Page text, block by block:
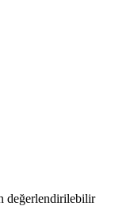
değerlendirilebilir